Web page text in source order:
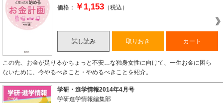
価格：
￥1,153 （税込）
試し読み 取りおき カート
この先、お金が足りるかちょっと不安…な独身女性に向けて、一生お金に困ら
ないために、今やるべきこと・やめるべきことを紹介。
学研・進学情報2014年4月号
学研進学情報編集部